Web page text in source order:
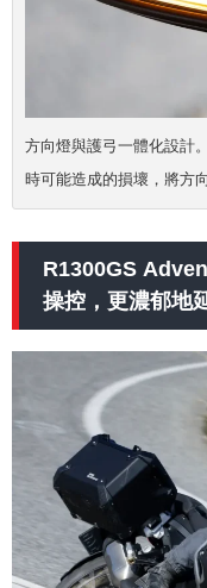
方向燈與護弓一體化設計
時可能造成的損壞，將方
R1300GS
操控，更濃郁地